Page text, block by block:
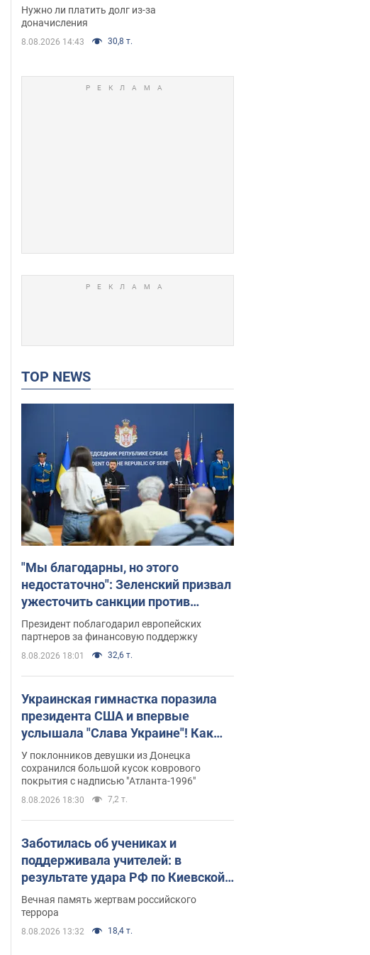
судья вынес
неожиданное решение
Нужно ли платить долг из-за
доначисления
8.08.2026 14:43 30,8 т.
TOP NEWS
"Мы благодарны, но этого
недостаточно": Зеленский призвал
ужесточить санкции против
России
Президент поблагодарил европейских
партнеров за финансовую поддержку
8.08.2026 18:01 32,6 т.
Украинская гимнастка поразила
президента США и впервые
услышала "Слава Украине"! Как
сложилась судьба Подкопаевой,
которая 30 лет назад завоевала
"золото" Олимпиады
У поклонников девушки из Донецка
сохранился большой кусок коврового
покрытия с надписью "Атланта-1996"
8.08.2026 18:30 7,2 т.
Заботилась об учениках и
поддерживала учителей: в
результате удара РФ по Киевской
области погибли директор
киевского лицея, её муж и внук
Вечная память жертвам российского
террора
8.08.2026 13:32 18,4 т.